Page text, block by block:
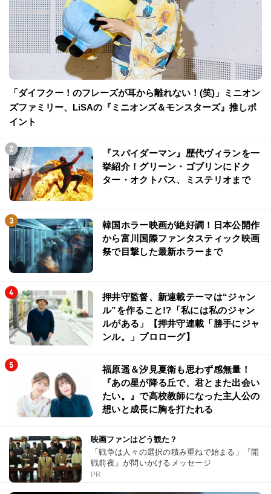
「ダイフクー！のフレーズが耳から離れない！(笑)」ミニオン
ズファミリー、LiSAの『ミニオンズ＆モンスターズ』推しポ
イント
『スパイダーマン』歴代ヴィランを一
挙紹介！グリーン・ゴブリンにドク
ター・オクトパス、ミステリオまで
韓国ホラー映画が絶好調！日本公開作
から富川国際ファンタスティック映画
祭で目撃した最新ホラーまで
押井守監督、新連載テーマは“ジャン
ル”を作ること!?「私には私のジャン
ルがある」【押井守連載「勝手にジャ
ンル。」プロローグ】
福原遥＆汐見夏衛も思わず感無量！
『あの星が降る丘で、君とまた出会い
たい。』で高校教師になった主人公の
想いと成長に胸を打たれる
映画ファンはどう観た？
「戦争は人々の選択の積み重ねで始まる」『開
戦前夜』が問いかけるメッセージ
PR